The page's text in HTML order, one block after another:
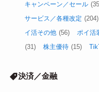
キャンペーン／セール
サービス／各種改定 (204)
イ活その他 (56) ポイ活
(31)
株主優待 (15)
決済／金融